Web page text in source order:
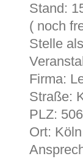
( noch
Stelle
Firma:
Straße:
PLZ:
Ort: Köln